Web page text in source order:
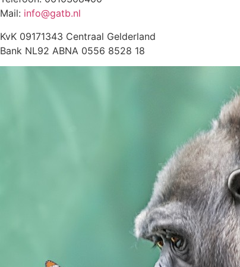
Mail: info@gatb.nl
KvK 09171343 Centraal Gelderland
Bank NL92 ABNA 0556 8528 18